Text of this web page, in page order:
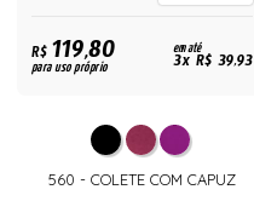
R$119,80
para uso próprio
em até
3x R$ 39,93
560 - COLETE COM CAPUZ